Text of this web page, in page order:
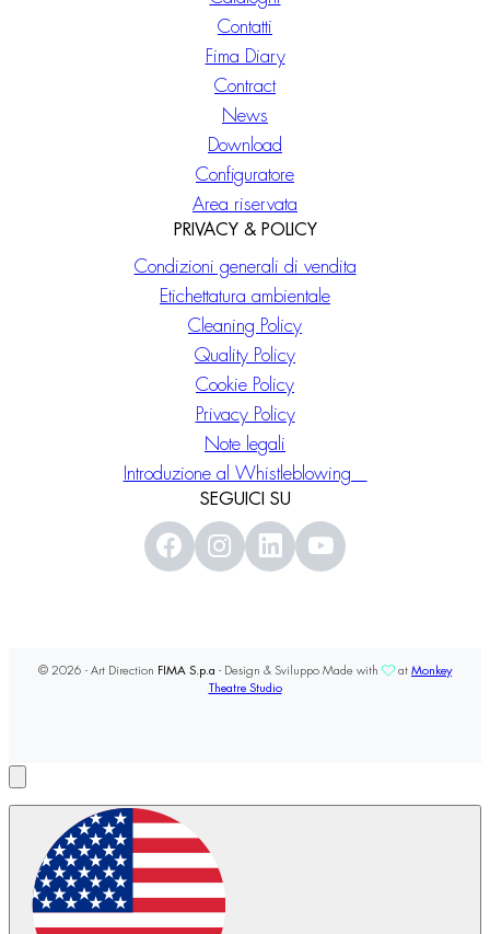
Contatti
Fima Diary
Contract
News
Download
Configuratore
Area riservata
PRIVACY & POLICY
Condizioni generali di vendita
Etichettatura ambientale
Cleaning Policy
Quality Policy
Cookie Policy
Privacy Policy
Note legali
Introduzione al Whistleblowing
SEGUICI SU
© 2026 - Art Direction FIMA S.p.a - Design & Sviluppo Made with at Monkey
Theatre Studio